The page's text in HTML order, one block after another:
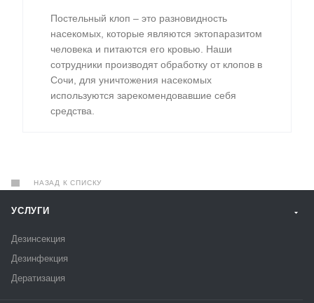
Постельный клоп – это разновидность
насекомых, которые являются эктопаразитом
человека и питаются его кровью. Наши
сотрудники производят обработку от клопов в
Сочи, для уничтожения насекомых
используются зарекомендовавшие себя
средства.
НАЗАД К СПИСКУ
УСЛУГИ
Дезинсекция
Дезинфекция
Дератизация